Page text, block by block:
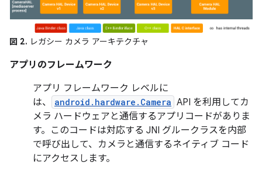
図 2. レガシー カメラ アーキテクチャ
アプリのフレームワーク
アプリ フレームワーク レベルに
は、
android.hardware.Camera API を利用してカ
メラ ハードウェアと通信するアプリコードがありま
す。このコードは対応する JNI グルークラスを内部
で呼び出して、カメラと通信するネイティブ コード
にアクセスします。